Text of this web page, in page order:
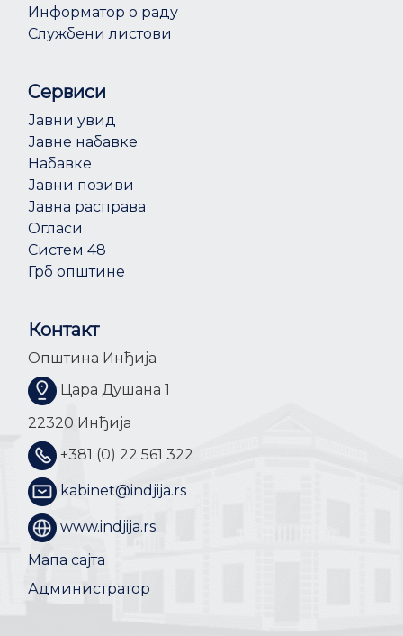
Информатор о раду
Службени листови
Сервиси
Јавни увид
Јавне набавке
Набавке
Јавни позиви
Јавна расправа
Огласи
Систем 48
Грб општине
Контакт
Општина Инђија
Цара Душана 1
22320 Инђија
+381 (0) 22 561 322
kabinet@indjija.rs
www.indjija.rs
Мапа сајта
Администратор